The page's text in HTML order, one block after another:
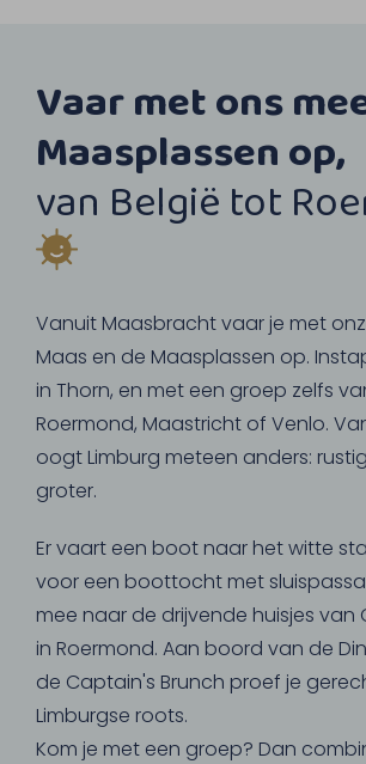
Vaar met ons
Maasplassen op,
van België tot
Vanuit Maasbracht vaar je met
Maas en de Maasplassen op.
in Thorn, en met een groep zelfs
Roermond, Maastricht of Venlo.
oogt Limburg meteen anders:
groter.
Er vaart een boot naar het witte
voor een boottocht met
mee naar de drijvende huisjes van
in Roermond. Aan boord van de
de Captain's Brunch proef je
Limburgse roots.
Kom je met een groep? Dan